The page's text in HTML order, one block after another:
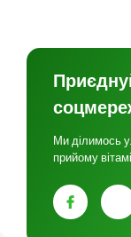
Ми ділимось
прийому